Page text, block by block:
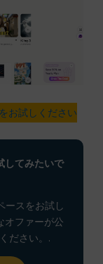
お試しください
してみたいで
ースをお試し
オファーが公
ださい。.